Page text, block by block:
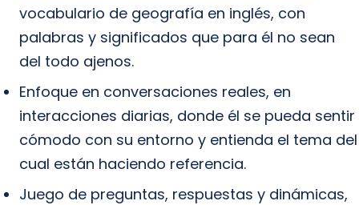
vocabulario de geografía en inglés, con
palabras y significados que para él no sean
del todo ajenos.
Enfoque en conversaciones reales, en
interacciones diarias, donde él se pueda sentir
cómodo con su entorno y entienda el tema del
cual están haciendo referencia.
Juego de preguntas, respuestas y dinámicas,